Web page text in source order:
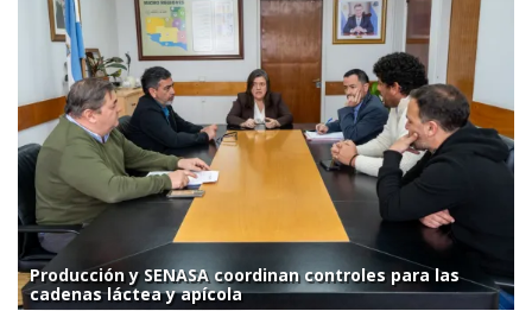
Producción y SENASA coordinan controles para las
cadenas láctea y apícola